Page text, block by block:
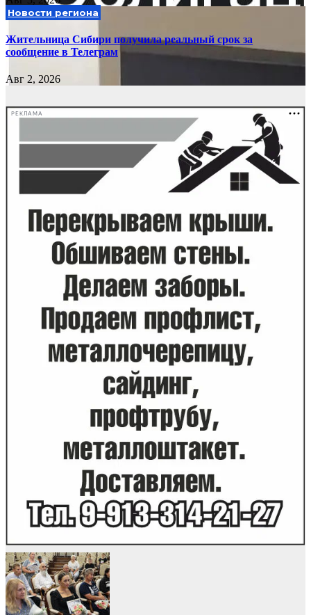
Новости региона
Жительница Сибири получила реальный срок за
сообщение в Телеграм
Авг 2, 2026
РЕКЛАМА